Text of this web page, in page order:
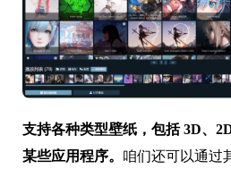
支持各种类型壁纸，包括 3D、
某些应用程序。 咱们还可以通过